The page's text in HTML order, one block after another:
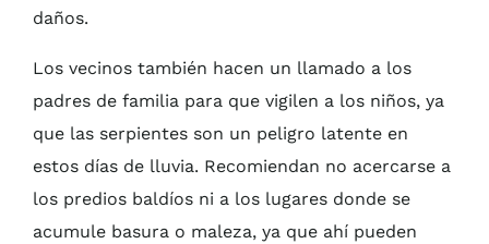
daños.
Los vecinos también hacen un llamado a los
padres de familia para que vigilen a los niños, ya
que las serpientes son un peligro latente en
estos días de lluvia. Recomiendan no acercarse a
los predios baldíos ni a los lugares donde se
acumule basura o maleza, ya que ahí pueden